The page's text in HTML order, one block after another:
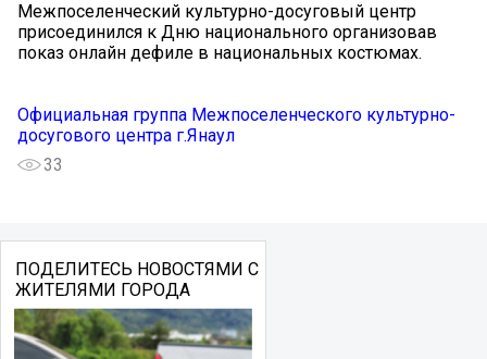
Межпоселенческий культурно-досуговый центр
присоединился к Дню национального организовав
показ онлайн дефиле в национальных костюмах.
Официальная группа Межпоселенческого культурно-
досугового центра г.Янаул
33
ПОДЕЛИТЕСЬ НОВОСТЯМИ С
ЖИТЕЛЯМИ ГОРОДА